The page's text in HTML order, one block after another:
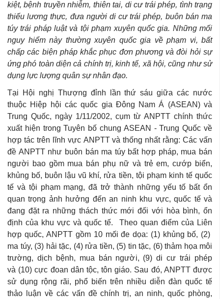
kiệt, bệnh truyền nhiễm, thiên tai, di cư trái phép, tình trạng
thiếu lương thực, đưa người di cư trái phép, buôn bán ma
túy trái pháp luật và tội phạm xuyên quốc gia. Những mối
nguy hiểm này thường xuyên quốc gia về phạm vi, bất
chấp các biện pháp khắc phục đơn phương và đòi hỏi sự
ứng phó toàn diện cả chính trị, kinh tế, xã hội, cũng như sử
dụng lực lượng quân sự nhân đạo.
Tại Hội nghị Thượng đỉnh lần thứ sáu giữa các nước
thuộc Hiệp hội các quốc gia Đông Nam Á (ASEAN) và
Trung Quốc, ngày 1/11/2002, cụm từ ANPTT chính thức
xuất hiện trong Tuyên bố chung ASEAN - Trung Quốc về
hợp tác trên lĩnh vực ANPTT và thống nhất rằng: Các vấn
đề ANPTT như buôn bán ma túy bất hợp pháp, mua bán
người bao gồm mua bán phụ nữ và trẻ em, cướp biển,
khủng bố, buôn lậu vũ khí, rửa tiền, tội phạm kinh tế quốc
tế và tội phạm mạng, đã trở thành những yếu tố bất ổn
quan trọng ảnh hưởng đến an ninh khu vực, quốc tế và
đang đặt ra những thách thức mới đối với hòa bình, ổn
định của khu vực và quốc tế. Theo quan điểm của Liên
hợp quốc, ANPTT gồm 10 mối đe dọa: (1) khủng bố, (2)
ma túy, (3) hải tặc, (4) rửa tiền, (5) tin tặc, (6) thảm họa môi
trường, dịch bệnh, mua bán người, (9) di cư trái phép
và (10) cực đoan dân tộc, tôn giáo. Sau đó, ANPTT được
sử dụng rộng rãi, phổ biến trên nhiều diễn đàn quốc tế
thảo luận về các vấn đề chính trị, an ninh, quốc phòng,